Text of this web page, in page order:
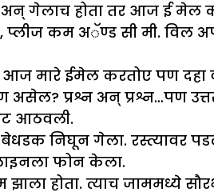
अन् गेलाच होता तर आज ई मेल
प्लीज कम अॅण्ड सी मी. विल
आज मारे ईमेल करतोए पण दहा
प्रश्न अन् प्रश्न…पण
आठवली.
बेधडक निघून गेला. रस्त्यावर
फोन केला.
होता. त्याच जाममध्ये